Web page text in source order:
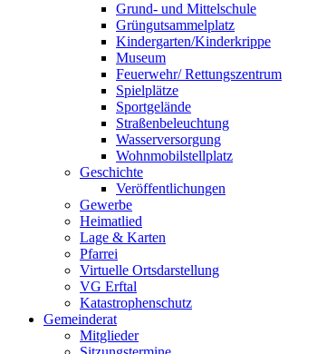
Grund- und Mittelschule
Grüngutsammelplatz
Kindergarten/Kinderkrippe
Museum
Feuerwehr/ Rettungszentrum
Spielplätze
Sportgelände
Straßenbeleuchtung
Wasserversorgung
Wohnmobilstellplatz
Geschichte
Veröffentlichungen
Gewerbe
Heimatlied
Lage & Karten
Pfarrei
Virtuelle Ortsdarstellung
VG Erftal
Katastrophenschutz
Gemeinderat
Mitglieder